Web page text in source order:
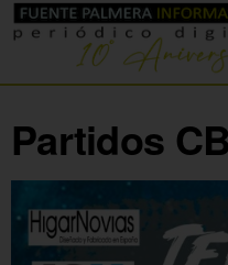
Partidos